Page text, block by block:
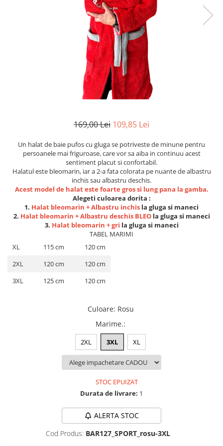
Seturi cadou barbati portofel si curea
Cadouri personalizate barbati
Cadouri copii bebelusi 0+
Cadouri copii 1 an
Cadouri craciun copii
Colectia Disney
Sticlă pentru apa Personalizată
Seturi cadou pentru copii KID's Collection
Lenjerii de pat pentru copii
Pijamale de CRACIUN
Pijamale de dama
Halate si pijamale Family
Seturi elegante femei
Pijamale BIG SIZE femei
Cadouri ocazii speciale
Bannere personalizate scoli si gradinite
Caserole personalizate sandwich
Sticla de apa personalizata
169,00 Lei 109,85 Lei
Un halat de baie pufos cu gluga se potriveste de minune pentru
persoanele mai friguroase, care vor sa aiba in continuu acest
sentiment placut si confortabil.
Halatul este bleomarin, iar a 2-a fata colorata pe nuante de albastru
inchis sau albastru deschis.
Acest model de halat este foarte gros si lung pana la gamba.
Alegeti culoarea dorita :
1. Halat bleomarin + Albastru inchis la gluga si maneci
2. Halat bleomarin + Albastru deschis BLEO la gluga si maneci
3. Halat bleomarin + gri la gluga si maneci
TABEL MARIMI
XL
115 cm
120 cm
2XL
120 cm
120 cm
3XL
125 cm 120 cm
Culoare: Rosu
Marime.:
2XL 3XL XL
STOC EPUIZAT
Durata de livrare: 1
ALERTA STOC
Cod Produs: BAR127_SPORT_rosu-3XL